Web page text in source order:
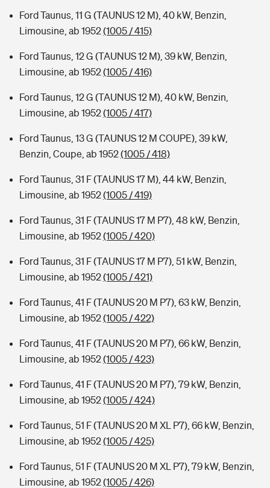
Ford Taunus, 11 G (TAUNUS 12 M), 40 kW, Benzin,
Limousine, ab 1952(1005 / 415)
Ford Taunus, 12 G (TAUNUS 12 M), 39 kW, Benzin,
Limousine, ab 1952(1005 / 416)
Ford Taunus, 12 G (TAUNUS 12 M), 40 kW, Benzin,
Limousine, ab 1952(1005 / 417)
Ford Taunus, 13 G (TAUNUS 12 M COUPE), 39 kW,
Benzin, Coupe, ab 1952(1005 / 418)
Ford Taunus, 31 F (TAUNUS 17 M), 44 kW, Benzin,
Limousine, ab 1952(1005 / 419)
Ford Taunus, 31 F (TAUNUS 17 M P7), 48 kW, Benzin,
Limousine, ab 1952(1005 / 420)
Ford Taunus, 31 F (TAUNUS 17 M P7), 51 kW, Benzin,
Limousine, ab 1952(1005 / 421)
Ford Taunus, 41 F (TAUNUS 20 M P7), 63 kW, Benzin,
Limousine, ab 1952(1005 / 422)
Ford Taunus, 41 F (TAUNUS 20 M P7), 66 kW, Benzin,
Limousine, ab 1952(1005 / 423)
Ford Taunus, 41 F (TAUNUS 20 M P7), 79 kW, Benzin,
Limousine, ab 1952(1005 / 424)
Ford Taunus, 51 F (TAUNUS 20 M XL P7), 66 kW, Benzin,
Limousine, ab 1952(1005 / 425)
Ford Taunus, 51 F (TAUNUS 20 M XL P7), 79 kW, Benzin,
Limousine, ab 1952(1005 / 426)